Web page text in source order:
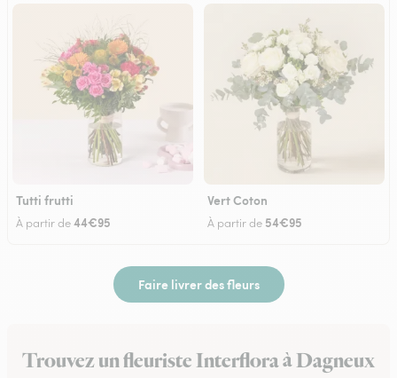
Tutti frutti
À partir de44€95
Vert Coton
À partir de 54€95
Faire livrer des fleurs
Trouvez un fleuriste Interflora à Dagneux